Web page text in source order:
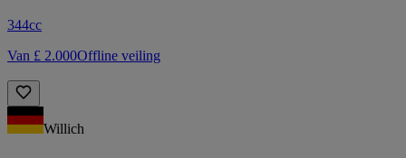
344cc
Van £ 2.000Offline veiling
Willich